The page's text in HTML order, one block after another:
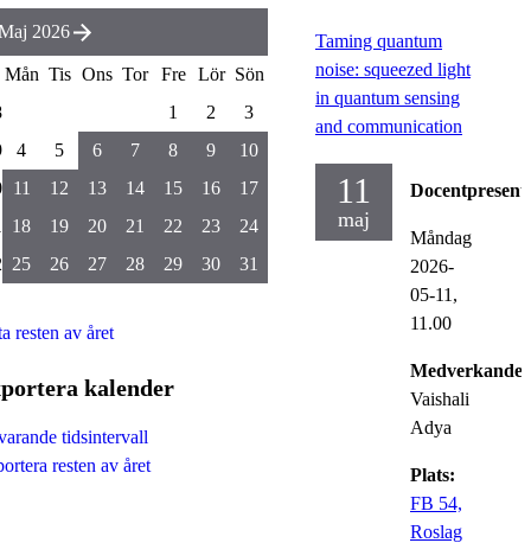
Taming quantum
noise: squeezed light
in quantum sensing
and communication
11
maj
Måndag
2026-
05-11,
11.00
Medverkande:
Vaishali
Adya
Plats:
FB 54,
Roslag
2026
Mån Tis Ons Tor Fre Lör Sön
1 2
3
4 5 6 7 8 9
10
11 12 13 14 15 16
17
18 19 20 21 22 23
24
25 26 27 28 29 30 31
resten av året
kalender
tidsintervall
resten av året